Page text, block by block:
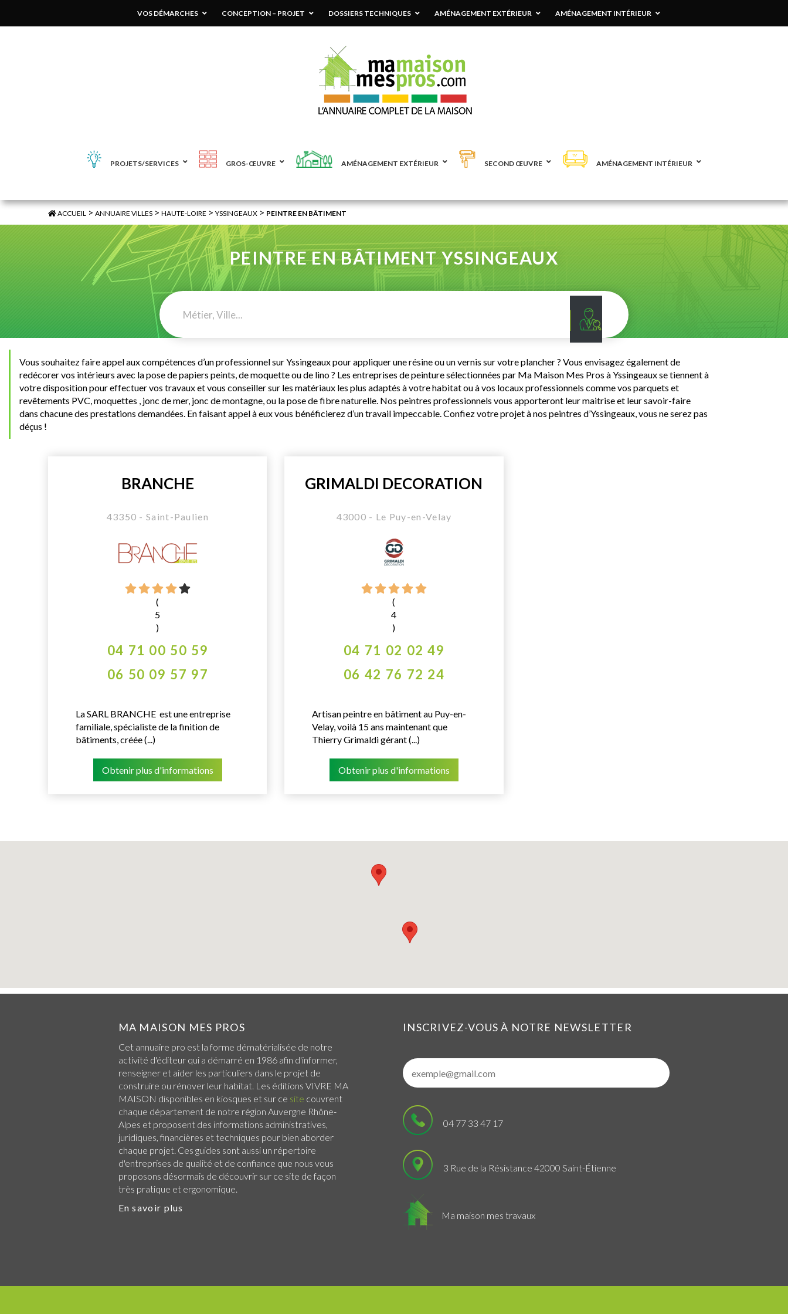
VOS DÉMARCHES CONCEPTION – PROJET DOSSIERS TECHNIQUES AMÉNAGEMENT EXTÉRIEUR AMÉNAGEMENT INTÉRIEUR
PROJETS/SERVICES GROS-ŒUVRE AMÉNAGEMENT EXTÉRIEUR SECOND ŒUVRE AMÉNAGEMENT INTÉRIEUR
ACCUEIL >ANNUAIRE VILLES >HAUTE-LOIRE >YSSINGEAUX > PEINTRE EN BÂTIMENT
PEINTRE EN BÂTIMENT YSSINGEAUX
Vous souhaitez faire appel aux compétences d’un professionnel sur Yssingeaux pour appliquer une résine ou un vernis sur votre plancher ? Vous envisagez également de
redécorer vos intérieurs avec la pose de papiers peints, de moquette ou de lino ? Les entreprises de peinture sélectionnées par Ma Maison Mes Pros à Yssingeaux se tiennent à
votre disposition pour effectuer vos travaux et vous conseiller sur les matériaux les plus adaptés à votre habitat ou à vos locaux professionnels comme vos parquets et
revêtements PVC, moquettes , jonc de mer, jonc de montagne, ou la pose de fibre naturelle. Nos peintres professionnels vous apporteront leur maitrise et leur savoir-faire
dans chacune des prestations demandées. En faisant appel à eux vous bénéficierez d’un travail impeccable. Confiez votre projet à nos peintres d’Yssingeaux, vous ne serez pas
déçus !
BRANCHE
43350 - Saint-Paulien
(
5
)
04 71 00 50 59
06 50 09 57 97
La SARL BRANCHE est une entreprise
familiale, spécialiste de la finition de
bâtiments, créée (...)
Obtenir plus d'informations
GRIMALDI DECORATION
43000 - Le Puy-en-Velay
(
4
)
04 71 02 02 49
06 42 76 72 24
Artisan peintre en bâtiment au Puy-en-
Velay, voilà 15 ans maintenant que
Thierry Grimaldi gérant (...)
Obtenir plus d'informations
MA MAISON MES PROS
Cet annuaire pro est la forme dématérialisée de notre
activité d'éditeur qui a démarré en 1986 afin d'informer,
renseigner et aider les particuliers dans le projet de
construire ou rénover leur habitat. Les éditions VIVRE MA
MAISON disponibles en kiosques et sur ce site couvrent
chaque département de notre région Auvergne Rhône-
Alpes et proposent des informations administratives,
juridiques, financières et techniques pour bien aborder
chaque projet. Ces guides sont aussi un répertoire
d'entreprises de qualité et de confiance que nous vous
proposons désormais de découvrir sur ce site de façon
très pratique et ergonomique.
En savoir plus
INSCRIVEZ-VOUS À NOTRE NEWSLETTER
04 77 33 47 17
3 Rue de la Résistance 42000 Saint-Étienne
Ma maison mes travaux